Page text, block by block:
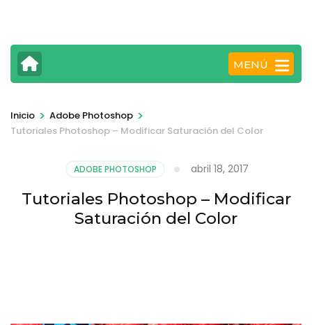
MENÚ
Inicio > Adobe Photoshop >
Tutoriales Photoshop – Modificar Saturación del Color
ADOBE PHOTOSHOP abril 18, 2017
Tutoriales Photoshop – Modificar
Saturación del Color